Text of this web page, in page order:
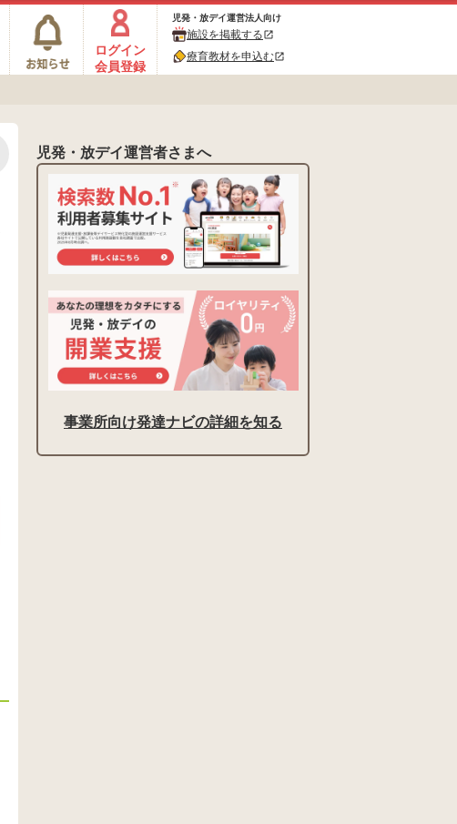
ログイン
会員登録
児発・放デイ運営法人向け
施設を掲載するopen_in_new
療育教材を申込むopen_in_new
児発・放デイ運営者さまへ
事業所向け発達ナビの詳細を知る